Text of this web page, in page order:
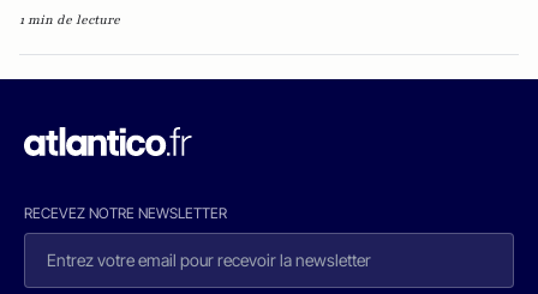
1 min de lecture
RECEVEZ NOTRE NEWSLETTER